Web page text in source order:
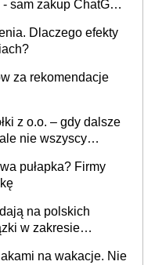
sam zakup ChatGPT
Dlaczego efekty
za rekomendacje
z o.o. – gdy dalsze
nie wszyscy
pułapka? Firmy
na polskich
w zakresie
na wakacje. Nie